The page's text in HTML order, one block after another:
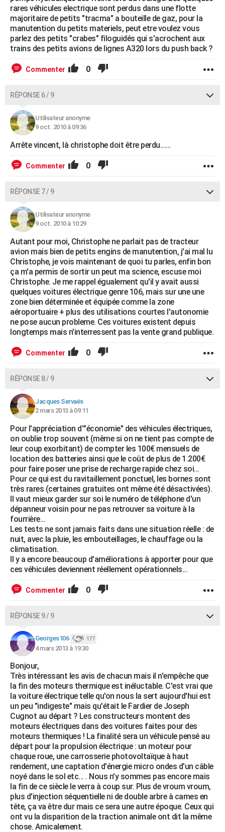
rares véhicules electrique sont perdus dans une flotte
majoritaire de petits "tracma" a bouteille de gaz, pour la
manutention du petits materiels, peut etre voulez vous
parlez des petits "crabes" filoguidés qui s'acrochent aux
trains des petits avions de lignes A320 lors du push back ?
Commenter 0
RÉPONSE 6 / 9
Utilisateur anonyme
9 oct. 2010 à 09:36
Arrête vincent, là christophe doit être perdu......
Commenter 0
RÉPONSE 7 / 9
Utilisateur anonyme
9 oct. 2010 à 10:29
Autant pour moi, Christophe ne parlait pas de tracteur
avion mais bien de petits engins de manutention, j'ai mal lu
Christophe, je vois maintenant de quoi tu parles, enfin bon
ça m'a permis de sortir un peut ma science, escuse moi
Christophe. Je me rappel égualement qu'il y avait aussi
quelques voitures électrique genre 106, mais sur une une
zone bien déterminée et équipée comme la zone
aéroportuaire + plus des utilisations courtes l'autonomie
ne pose aucun probleme. Ces voitures existent depuis
longtemps mais n'interressent pas la vente grand publique.
Commenter 0
RÉPONSE 8 / 9
Jacques Servaës
2 mars 2013 à 09:11
Pour l'appréciation d'"économie" des véhicules électriques,
on oublie trop souvent (même si on ne tient pas compte de
leur coup exorbitant) de compter les 100€ mensuels de
location des batteries ainsi que le coût de plus de 1.200€
pour faire poser une prise de recharge rapide chez soi...
Pour ce qui est du ravitaillement ponctuel, les bornes sont
très rares (certaines gratuites ont même été désactivées).
Il vaut mieux garder sur soi le numéro de téléphone d'un
dépanneur voisin pour ne pas retrouver sa voiture à la
fourrière...
Les tests ne sont jamais faits dans une situation réelle : de
nuit, avec la pluie, les embouteillages, le chauffage ou la
climatisation.
Il y a encore beaucoup d'améliorations à apporter pour que
ces véhicules deviennent réellement opérationnels...
Commenter 0
RÉPONSE 9 / 9
Georges106 177
4 mars 2013 à 19:30
Bonjour,
Très intéressant les avis de chacun mais il n'empêche que
la fin des moteurs thermique est inéluctable. C'est vrai que
la voiture électrique telle qu'on nous la sert aujourd'hui est
un peu "indigeste" mais qu'était le Fardier de Joseph
Cugnot au départ ? Les constructeurs montent des
moteurs électriques dans des voitures faites pour des
moteurs thermiques ! La finalité sera un véhicule pensé au
départ pour la propulsion électrique : un moteur pour
chaque roue, une carrosserie photovoltaïque à haut
rendement, une captation d'énergie micro ondes d'un câble
noyé dans le sol etc... . Nous n'y sommes pas encore mais
la fin de ce siècle le verra à coup sur. Plus de vroum vroum,
plus d'injection séquentielle ni de double arbre à cames en
tête, ça va être dur mais ce sera une autre époque. Ceux qui
ont vu la disparition de la traction animale ont dit la même
chose. Amicalement.